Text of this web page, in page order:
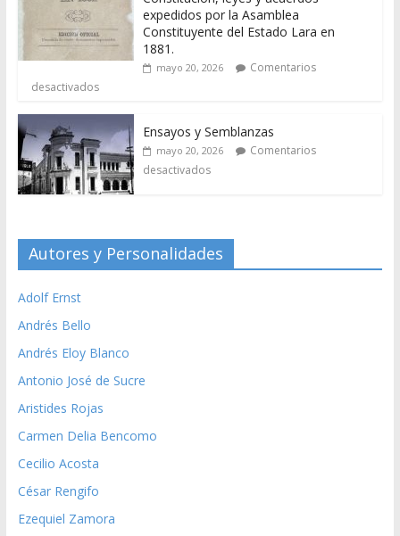
expedidos por la Asamblea
Constituyente del Estado Lara en
1881.
mayo 20, 2026
Comentarios
desactivados
Ensayos y Semblanzas
mayo 20, 2026
Comentarios
desactivados
Autores y Personalidades
Adolf Ernst
Andrés Bello
Andrés Eloy Blanco
Antonio José de Sucre
Aristides Rojas
Carmen Delia Bencomo
Cecilio Acosta
César Rengifo
Ezequiel Zamora